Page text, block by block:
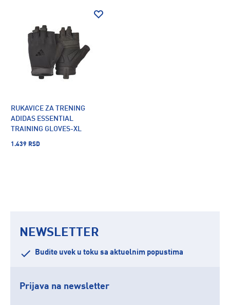
RUKAVICE ZA TRENING
ADIDAS ESSENTIAL
TRAINING GLOVES-XL
1.439 RSD
NEWSLETTER
Budite uvek u toku sa aktuelnim popustima
Prijava na newsletter